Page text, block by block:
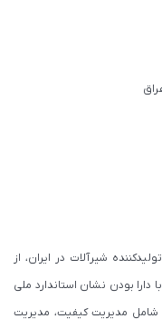
شیرآلات در ایران، از
بودن نشان استاندارد ملی
ایران و گواهینامه های استاندارد بین المللی ISO شامل مدیریت کیفیت، مدیریت